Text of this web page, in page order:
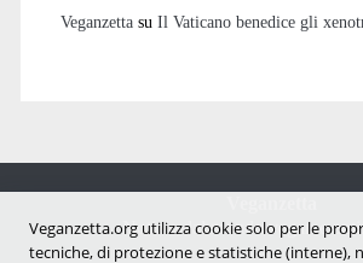
Veganzettasu Il Vaticano benedice gli
Notizie dal mondo vegan e
Veganzetta.org utilizza cookie solo per le
tecniche, di protezione e statistiche (interne),